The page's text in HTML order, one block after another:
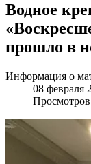
Водное
прошло в
Информация о
08 февраля